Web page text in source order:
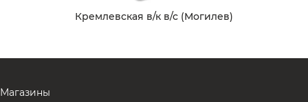
Кремлевская в/к в/с (Могилев)
Магазины